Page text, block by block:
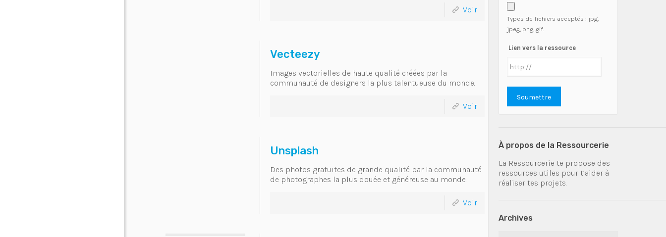
Voir
Vecteezy
Images vectorielles de haute qualité créées par la
communauté de designers la plus talentueuse du monde.
Voir
Unsplash
Des photos gratuites de grande qualité par la communauté
de photographes la plus douée et généreuse au monde.
Voir
Types de fichiers acceptés : jpg,
jpeg, png, gif.
Lien vers la ressource
À propos de la Ressourcerie
La Ressourcerie te propose des
ressources utiles pour t’aider à
réaliser tes projets.
Archives